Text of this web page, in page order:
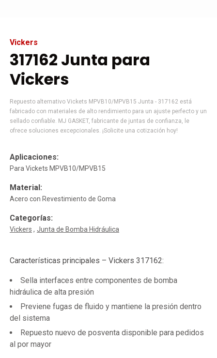
Vickers
317162 Junta para
Vickers
Repuesto alternativo Vickets MPVB10/MPVB15 Junta - 317162 está
fabricado con materiales de alto rendimiento para un ajuste perfecto y un
sellado confiable. MJ GASKET, fabricante de juntas de confianza, le
ofrece soluciones excepcionales. ¡Solicite una cotización hoy!
Aplicaciones:
Para Vickets MPVB10/MPVB15
Material:
Acero con Revestimiento de Goma
Categorías:
Vickers Junta de Bomba Hidráulica
Características principales – Vickers 317162:
Sella interfaces entre componentes de bomba
hidráulica de alta presión
Previene fugas de fluido y mantiene la presión dentro
del sistema
Repuesto nuevo de posventa disponible para pedidos
al por mayor